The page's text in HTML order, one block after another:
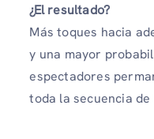
¿El resultado?
Más toques hacia
y una mayor
espectadores
toda la secuencia